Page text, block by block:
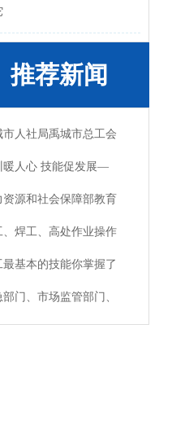
推荐新闻
市人社局禹城市总工会
暖人心 技能促发展—
资源和社会保障部教育
、焊工、高处作业操作
最基本的技能你掌握了
部门、市场监管部门、